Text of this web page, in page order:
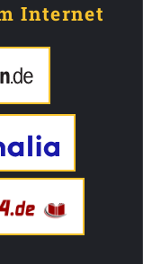
Internet